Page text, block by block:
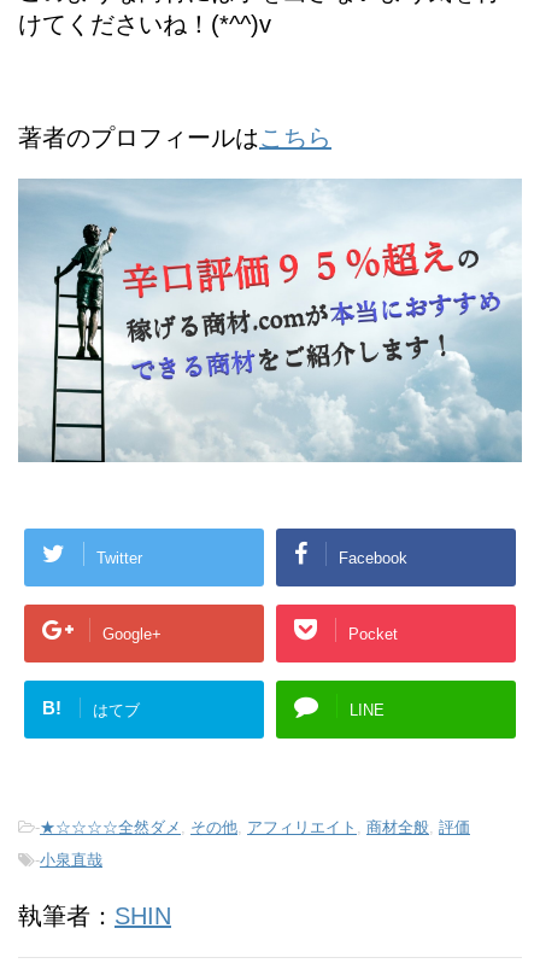
けてくださいね！(*^^)v
著者のプロフィールはこちら
Twitter Facebook
Google+ Pocket
B! はてブ LINE
-★☆☆☆☆全然ダメ , その他, アフィリエイト , 商材全般, 評価
-小泉直哉
執筆者： SHIN